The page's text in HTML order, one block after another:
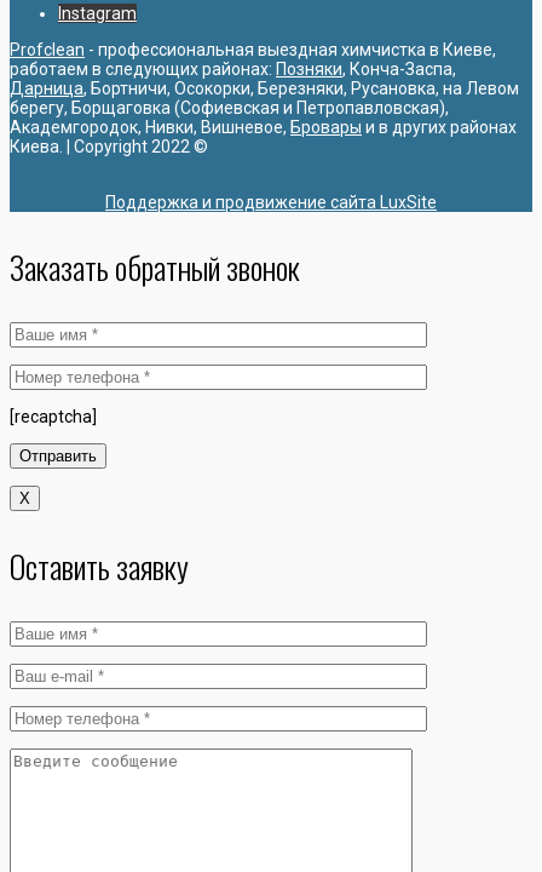
Instagram
Profclean - профессиональная выездная химчистка в Киеве,
работаем в следующих районах: Позняки, Конча-Заспа,
Дарница, Бортничи, Осокорки, Березняки, Русановка, на Левом
берегу, Борщаговка (Софиевская и Петропавловская),
Академгородок, Нивки, Вишневое, Бровары и в других районах
Киева. | Copyright 2022 ©
Поддержка и продвижение сайта LuxSite
Заказать обратный звонок
[recaptcha]
X
Оставить заявку